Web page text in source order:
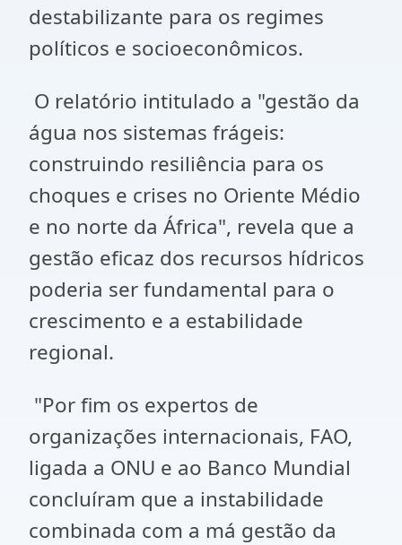
destabilizante para os regimes
políticos e socioeconômicos.
O relatório intitulado a "gestão da
água nos sistemas frágeis:
construindo resiliência para os
choques e crises no Oriente Médio
e no norte da África", revela que a
gestão eficaz dos recursos hídricos
poderia ser fundamental para o
crescimento e a estabilidade
regional.
"Por fim os expertos de
organizações internacionais, FAO,
ligada a ONU e ao Banco Mundial
concluíram que a instabilidade
combinada com a má gestão da